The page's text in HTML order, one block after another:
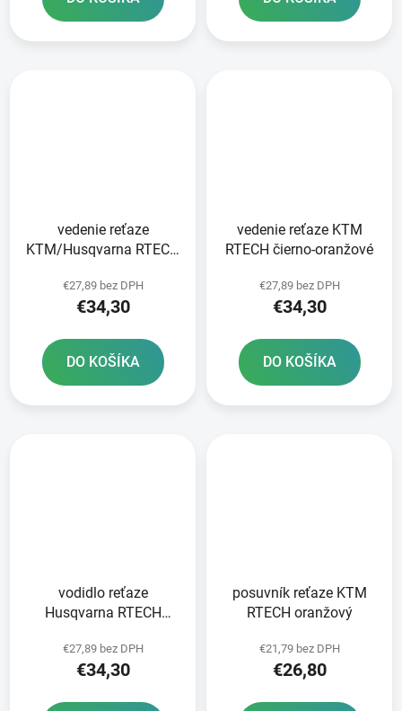
vedenie reťaze
KTM/Husqvarna RTECH
€27,89 bez DPH
€34,30
DO KOŠÍKA
vedenie reťaze KTM
RTECH čierno-oranžové
€27,89 bez DPH
€34,30
DO KOŠÍKA
vodidlo reťaze
Husqvarna RTECH
€27,89 bez DPH
€34,30
posuvník reťaze KTM
RTECH oranžový
€21,79 bez DPH
€26,80